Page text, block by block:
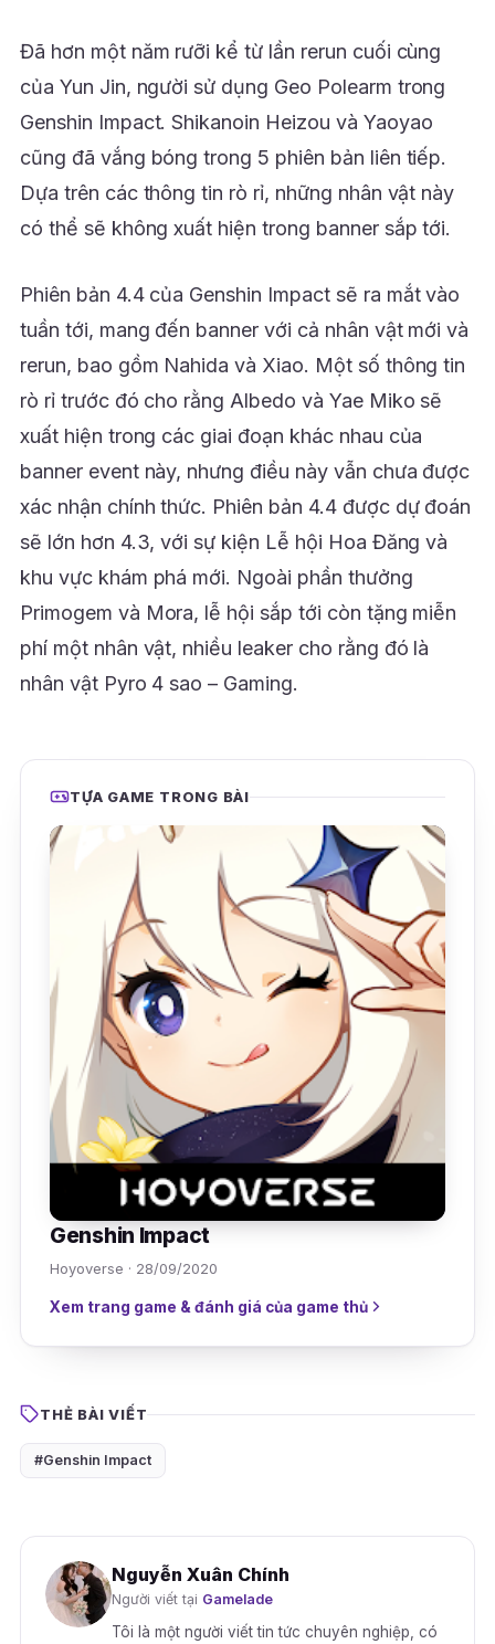
Đã hơn một năm rưỡi kể từ lần rerun cuối cùng
của Yun Jin, người sử dụng Geo Polearm trong
Genshin Impact. Shikanoin Heizou và Yaoyao
cũng đã vắng bóng trong 5 phiên bản liên tiếp.
Dựa trên các thông tin rò rỉ, những nhân vật này
có thể sẽ không xuất hiện trong banner sắp tới.
Phiên bản 4.4 của Genshin Impact sẽ ra mắt vào
tuần tới, mang đến banner với cả nhân vật mới và
rerun, bao gồm Nahida và Xiao. Một số thông tin
rò rỉ trước đó cho rằng Albedo và Yae Miko sẽ
xuất hiện trong các giai đoạn khác nhau của
banner event này, nhưng điều này vẫn chưa được
xác nhận chính thức. Phiên bản 4.4 được dự đoán
sẽ lớn hơn 4.3, với sự kiện Lễ hội Hoa Đăng và
khu vực khám phá mới. Ngoài phần thưởng
Primogem và Mora, lễ hội sắp tới còn tặng miễn
phí một nhân vật, nhiều leaker cho rằng đó là
nhân vật Pyro 4 sao – Gaming.
TỰA GAME TRONG BÀI
Genshin Impact
Hoyoverse · 28/09/2020
Xem trang game & đánh giá của game thủ
THẺ BÀI VIẾT
#Genshin Impact
Nguyễn Xuân Chính
Người viết tại Gamelade
Tôi là một người viết tin tức chuyên nghiệp, có